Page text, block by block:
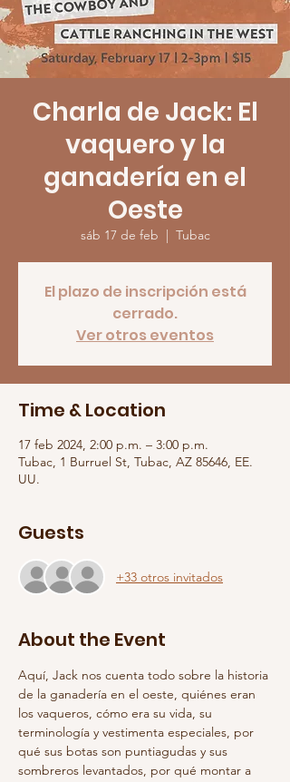
Charla de Jack: El
vaquero y la
ganadería en el
Oeste
sáb 17 de feb
  |
Tubac
El plazo de inscripción está
cerrado.
Ver otros eventos
Time & Location
17 feb 2024, 2:00 p.m. – 3:00 p.m.
Tubac, 1 Burruel St, Tubac, AZ 85646, EE.
UU.
Guests
+33 otros invitados
About the Event
Aquí, Jack nos cuenta todo sobre la historia
de la ganadería en el oeste, quiénes eran
los vaqueros, cómo era su vida, su
terminología y vestimenta especiales, por
qué sus botas son puntiagudas y sus
sombreros levantados, por qué montar a